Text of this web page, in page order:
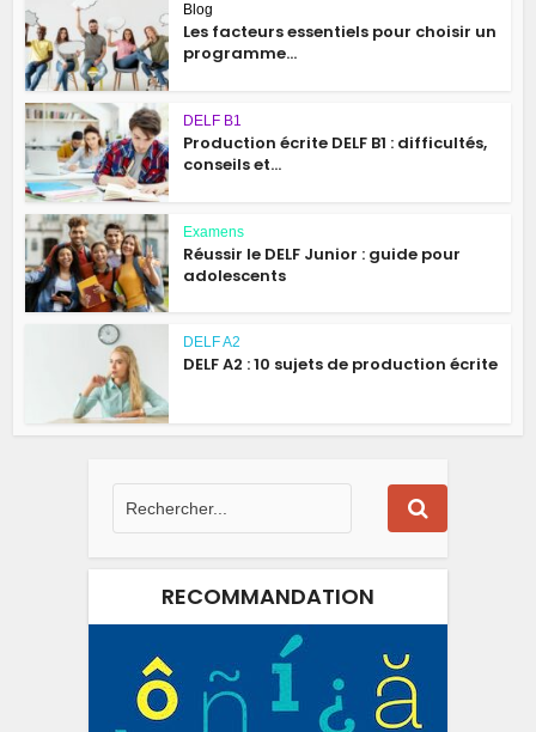
Blog
Les facteurs essentiels pour choisir un
programme...
DELF B1
Production écrite DELF B1 : difficultés,
conseils et...
Examens
Réussir le DELF Junior : guide pour
adolescents
DELF A2
DELF A2 : 10 sujets de production écrite
RECOMMANDATION